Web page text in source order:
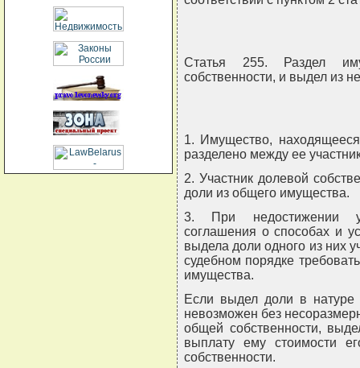
Статья 255. Раздел
собственности, и выдел из
1. Имущество,
разделено между ее
2. Участник долевой
доли из общего имущества.
3. При недостижении
соглашения о способах и
выдела доли одного из них
судебном порядке
имущества.
Если выдел доли в натуре
невозможен без
общей собственности,
выплату ему стоимости
собственности.